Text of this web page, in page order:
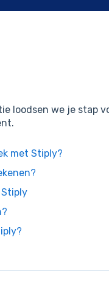
loodsen we je stap
met Stiply?